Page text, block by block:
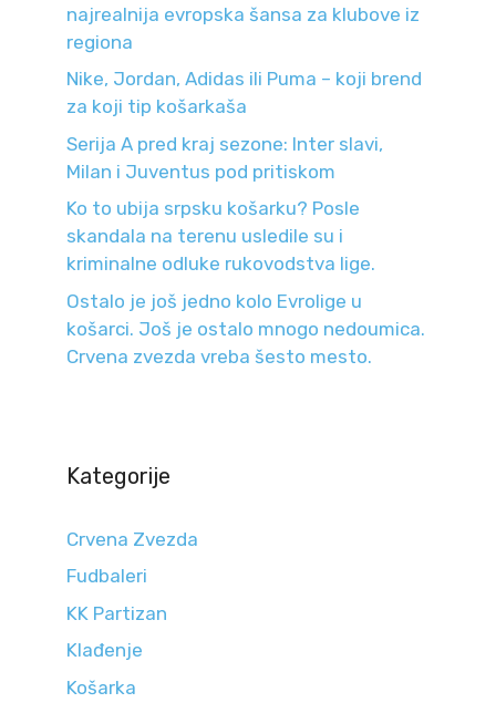
najrealnija evropska šansa za klubove iz
regiona
Nike, Jordan, Adidas ili Puma – koji brend
za koji tip košarkaša
Serija A pred kraj sezone: Inter slavi,
Milan i Juventus pod pritiskom
Ko to ubija srpsku košarku? Posle
skandala na terenu usledile su i
kriminalne odluke rukovodstva lige.
Ostalo je još jedno kolo Evrolige u
košarci. Još je ostalo mnogo nedoumica.
Crvena zvezda vreba šesto mesto.
Kategorije
Crvena Zvezda
Fudbaleri
KK Partizan
Klađenje
Košarka